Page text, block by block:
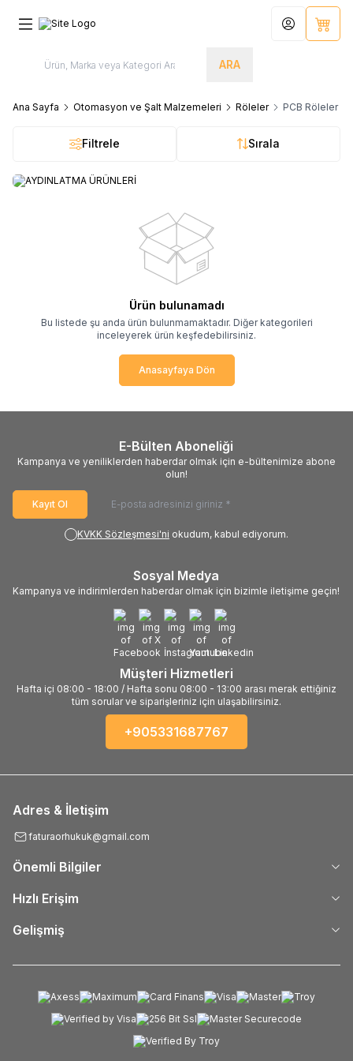
ARA
Hesabım
Ana Sayfa Otomasyon ve Şalt Malzemeleri Röleler PCB Röleler
Filtrele Sırala
AYDINLATMA ÜRÜNLERİ
Ürün bulunamadı
Bu listede şu anda ürün bulunmamaktadır. Diğer kategorileri
inceleyerek ürün keşfedebilirsiniz.
Anasayfaya Dön
E-Bülten Aboneliği
Kampanya ve yeniliklerden haberdar olmak için e-bültenimize abone
olun!
Kayıt Ol
KVKK Sözleşmesi'ni okudum, kabul ediyorum.
Sosyal Medya
Kampanya ve indirimlerden haberdar olmak için bizimle iletişime geçin!
Müşteri Hizmetleri
Hafta içi 08:00 - 18:00 / Hafta sonu 08:00 - 13:00 arası merak ettiğiniz
tüm sorular ve siparişleriniz için ulaşabilirsiniz.
+905331687767
Adres & İletişim
faturaorhukuk@gmail.com
Önemli Bilgiler
Hızlı Erişim
Gelişmiş